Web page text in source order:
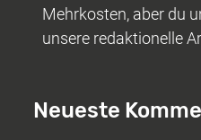
Mehrkosten, aber du
unsere redaktionelle
Neueste